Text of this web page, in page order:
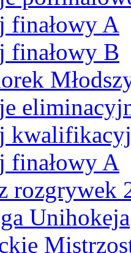
finałowy A
finałowy B
finałowy A
rozgrywek
Unihokeja